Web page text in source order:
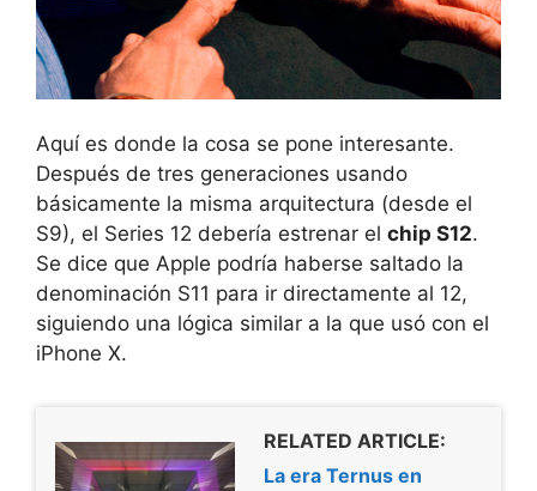
Aquí es donde la cosa se pone interesante.
Después de tres generaciones usando
básicamente la misma arquitectura (desde el
S9), el Series 12 debería estrenar el chip S12.
Se dice que Apple podría haberse saltado la
denominación S11 para ir directamente al 12,
siguiendo una lógica similar a la que usó con el
iPhone X.
RELATED ARTICLE:
La era Ternus en